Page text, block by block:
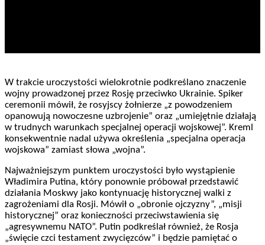
W trakcie uroczystości wielokrotnie podkreślano znaczenie
wojny prowadzonej przez Rosję przeciwko Ukrainie. Spiker
ceremonii mówił, że rosyjscy żołnierze „z powodzeniem
opanowują nowoczesne uzbrojenie” oraz „umiejętnie działają
w trudnych warunkach specjalnej operacji wojskowej”. Kreml
konsekwentnie nadal używa określenia „specjalna operacja
wojskowa” zamiast słowa „wojna”.
Najważniejszym punktem uroczystości było wystąpienie
Władimira Putina, który ponownie próbował przedstawić
działania Moskwy jako kontynuację historycznej walki z
zagrożeniami dla Rosji. Mówił o „obronie ojczyzny”, „misji
historycznej” oraz konieczności przeciwstawienia się
„agresywnemu NATO”. Putin podkreślał również, że Rosja
„święcie czci testament zwycięzców” i będzie pamiętać o